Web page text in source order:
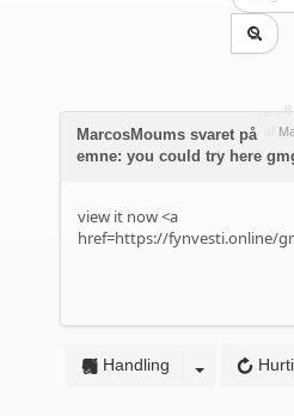
8
MarcosMoums svaret på
emne: you could try here
view it now <a
href=https://fynvesti.online/
Handling